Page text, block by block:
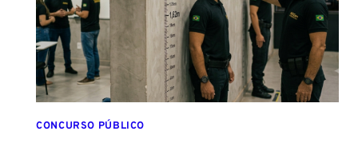
DESTE
ANO!
CONCURSO PÚBLICO